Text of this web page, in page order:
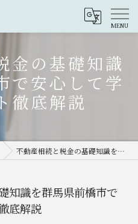
金の基礎知識
で安心して学
徹底解説
不動産相続と税金の基礎知識を群馬県前橋市で安心して学ぶポイント徹底解説
知識を群馬県前橋市で
底解説